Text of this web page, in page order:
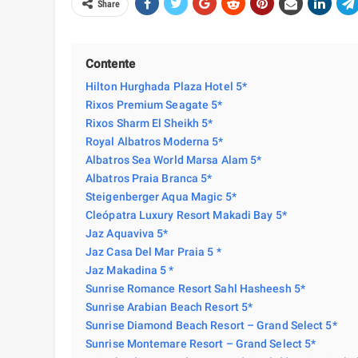
Share
Contente
Hilton Hurghada Plaza Hotel 5*
Rixos Premium Seagate 5*
Rixos Sharm El Sheikh 5*
Royal Albatros Moderna 5*
Albatros Sea World Marsa Alam 5*
Albatros Praia Branca 5*
Steigenberger Aqua Magic 5*
Cleópatra Luxury Resort Makadi Bay 5*
Jaz Aquaviva 5*
Jaz Casa Del Mar Praia 5 *
Jaz Makadina 5 *
Sunrise Romance Resort Sahl Hasheesh 5*
Sunrise Arabian Beach Resort 5*
Sunrise Diamond Beach Resort – Grand Select 5*
Sunrise Montemare Resort – Grand Select 5*